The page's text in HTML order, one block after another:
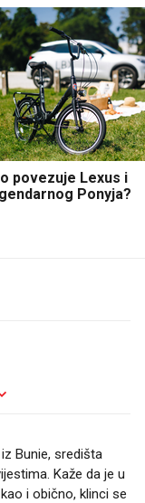
povezuje Lexus i
Ponyja?
Bunie, središta
Kaže da je u
i obično, klinci se